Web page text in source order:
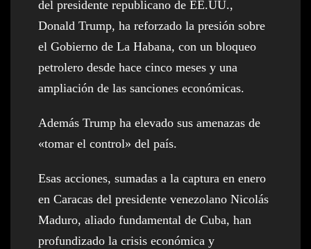
del presidente republicano de EE.UU.,
Donald Trump, ha reforzado la presión sobre
el Gobierno de La Habana, con un bloqueo
petrolero desde hace cinco meses y una
ampliación de las sanciones económicas.
Además Trump ha elevado sus amenazas de
«tomar el control» del país.
Esas acciones, sumadas a la captura en enero
en Caracas del presidente venezolano Nicolás
Maduro, aliado fundamental de Cuba, han
profundizado la crisis económica y